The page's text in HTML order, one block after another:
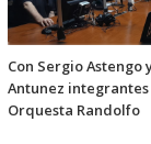
Con Sergio Astengo
Antunez
Orquesta Randolfo